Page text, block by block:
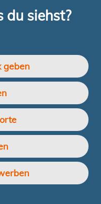
du siehst?
geben